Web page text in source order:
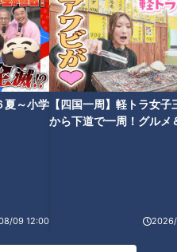
夏～小学
09 12:00
【四国一周】軽トラ女子
から下道で一周！グルメ
像を見る